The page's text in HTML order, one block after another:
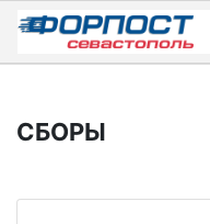
Skip
content
СБОРЫ